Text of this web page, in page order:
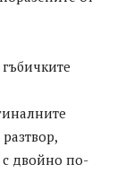
двойно по-